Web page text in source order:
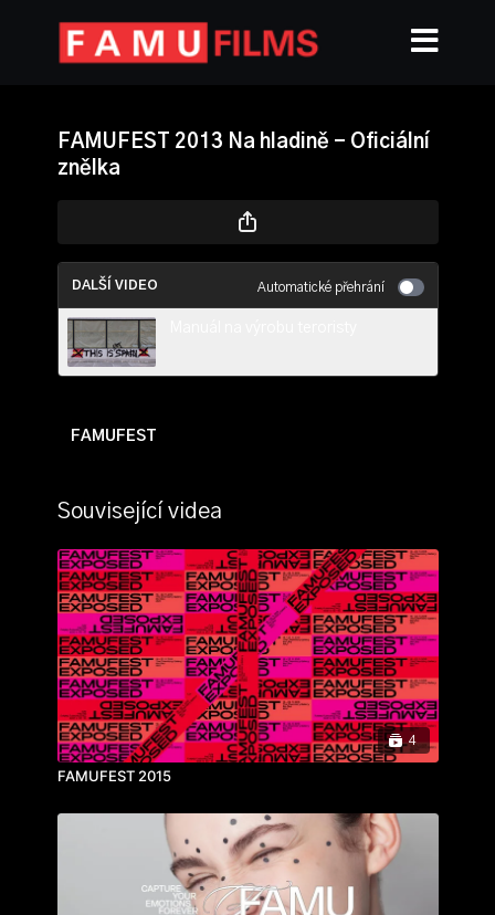
FAMUFEST 2013 Na hladině - Oficiální
znělka
DALŠÍ VIDEO Automatické přehrání
FAMUFEST
Související videa
4
FAMUFEST 2015